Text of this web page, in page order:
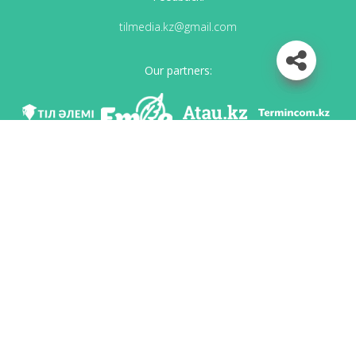
tilmedia.kz@gmail.com
Our partners: